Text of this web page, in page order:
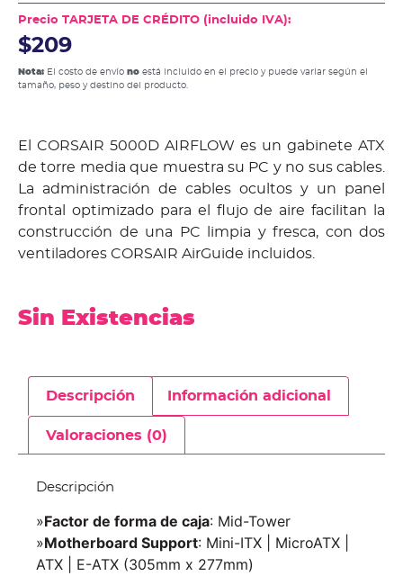
Precio TARJETA DE CRÉDITO (incluido IVA):
$209
Nota: El costo de envío no está incluido en el precio y puede variar según el
tamaño, peso y destino del producto.
El CORSAIR 5000D AIRFLOW es un gabinete ATX
de torre media que muestra su PC y no sus cables.
La administración de cables ocultos y un panel
frontal optimizado para el flujo de aire facilitan la
construcción de una PC limpia y fresca, con dos
ventiladores CORSAIR AirGuide incluidos.
Sin Existencias
Descripción Información adicional
Valoraciones (0)
Descripción
»Factor de forma de caja: Mid-Tower
»Motherboard Support: Mini-ITX | MicroATX |
ATX | E-ATX (305mm x 277mm)